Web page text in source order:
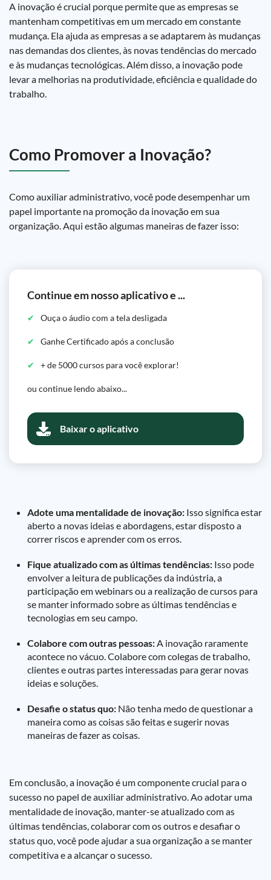
A inovação é crucial porque permite que as empresas se
mantenham competitivas em um mercado em constante
mudança. Ela ajuda as empresas a se adaptarem às mudanças
nas demandas dos clientes, às novas tendências do mercado
e às mudanças tecnológicas. Além disso, a inovação pode
levar a melhorias na produtividade, eficiência e qualidade do
trabalho.
Como Promover a Inovação?
Como auxiliar administrativo, você pode desempenhar um
papel importante na promoção da inovação em sua
organização. Aqui estão algumas maneiras de fazer isso:
Continue em nosso aplicativo e ...
Ouça o áudio com a tela desligada
Ganhe Certificado após a conclusão
+ de 5000 cursos para você explorar!
ou continue lendo abaixo...
Baixar o aplicativo
Adote uma mentalidade de inovação: Isso significa estar
aberto a novas ideias e abordagens, estar disposto a
correr riscos e aprender com os erros.
Fique atualizado com as últimas tendências: Isso pode
envolver a leitura de publicações da indústria, a
participação em webinars ou a realização de cursos para
se manter informado sobre as últimas tendências e
tecnologias em seu campo.
Colabore com outras pessoas:A inovação raramente
acontece no vácuo. Colabore com colegas de trabalho,
clientes e outras partes interessadas para gerar novas
ideias e soluções.
Desafie o status quo: Não tenha medo de questionar a
maneira como as coisas são feitas e sugerir novas
maneiras de fazer as coisas.
Em conclusão, a inovação é um componente crucial para o
sucesso no papel de auxiliar administrativo. Ao adotar uma
mentalidade de inovação, manter-se atualizado com as
últimas tendências, colaborar com os outros e desafiar o
status quo, você pode ajudar a sua organização a se manter
competitiva e a alcançar o sucesso.